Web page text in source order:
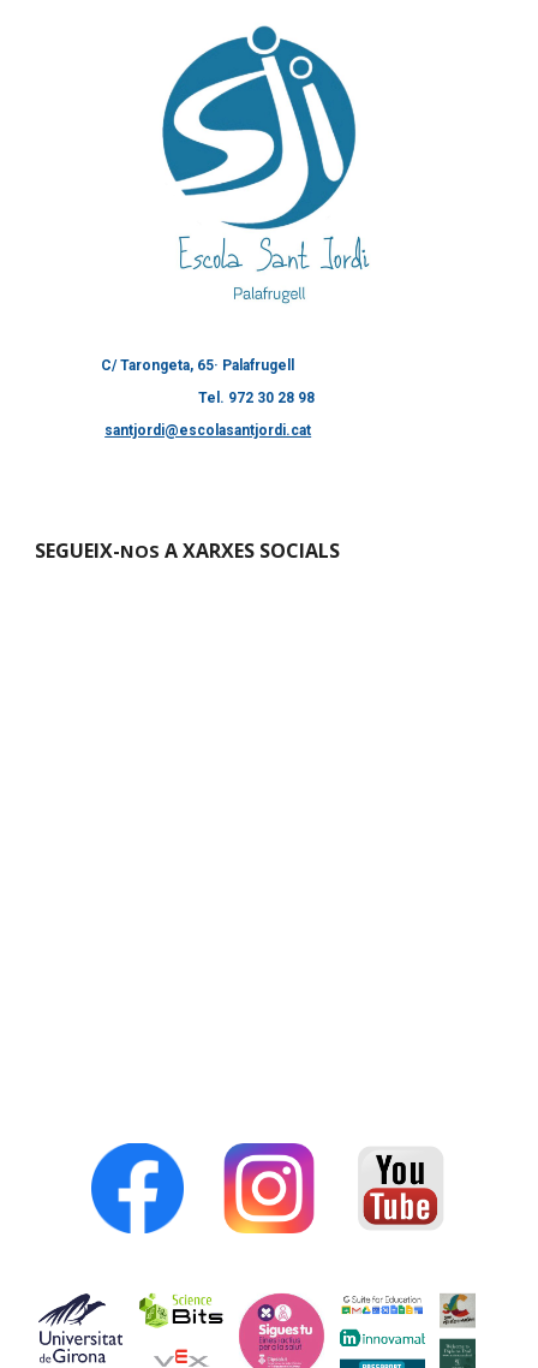
C/ Tarongeta, 65· Palafrugell
Tel. 972 30 28 98
santjordi@escolasantjordi.cat
SEGUEIX-NOS A XARXES SOCIALS